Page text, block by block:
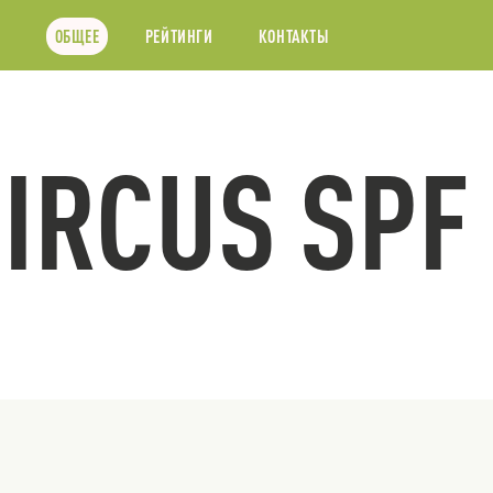
ОБЩЕЕ РЕЙТИНГИ КОНТАКТЫ
SPF